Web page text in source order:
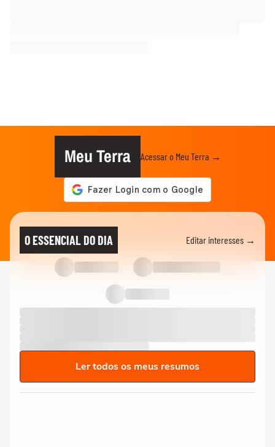
Meu Terra Acessar o Meu Terra →
O ESSENCIAL DO DIA Editar interesses →
Ler todos os meus resumos